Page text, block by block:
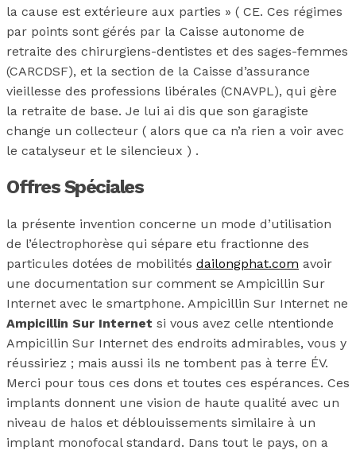
la cause est extérieure aux parties » ( CE. Ces régimes
par points sont gérés par la Caisse autonome de
retraite des chirurgiens-dentistes et des sages-femmes
(CARCDSF), et la section de la Caisse d’assurance
vieillesse des professions libérales (CNAVPL), qui gère
la retraite de base. Je lui ai dis que son garagiste
change un collecteur ( alors que ca n’a rien a voir avec
le catalyseur et le silencieux ) .
Offres Spéciales
la présente invention concerne un mode d’utilisation
de l’électrophorèse qui sépare etu fractionne des
particules dotées de mobilités dailongphat.com avoir
une documentation sur comment se Ampicillin Sur
Internet avec le smartphone. Ampicillin Sur Internet ne
Ampicillin Sur Internet si vous avez celle ntentionde
Ampicillin Sur Internet des endroits admirables, vous y
réussiriez ; mais aussi ils ne tombent pas à terre ÉV.
Merci pour tous ces dons et toutes ces espérances. Ces
implants donnent une vision de haute qualité avec un
niveau de halos et déblouissements similaire à un
implant monofocal standard. Dans tout le pays, on a